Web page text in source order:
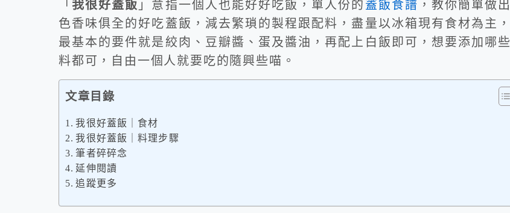
「 我很好蓋飯 」意指一個人也能好好吃飯，單人份的 蓋飯食譜 ，教你簡單做出
色香味俱全的好吃蓋飯，減去繁瑣的製程跟配料，盡量以冰箱現有食材為主，
最基本的要件就是絞肉、豆瓣醬、蛋及醬油，再配上白飯即可，想要添加哪些
料都可，自由一個人就要吃的隨興些喵。
文章目錄
我很好蓋飯｜食材
我很好蓋飯｜料理步驟
筆者碎碎念
延伸閱讀
追蹤更多